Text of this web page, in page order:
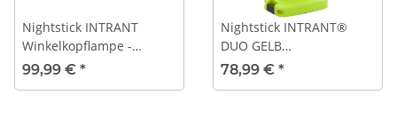
Nightstick INTRANT
Winkelkopflampe -
Feuerwehr - ATEX - XPP-
99,99 € *
Nightstick INTRANT®
DUO GELB
Winkelkopflampe inkl.
78,99 € *